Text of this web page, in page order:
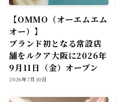
【OMMO（オーエムエム
オー）】
ブランド初となる常設店
舗をルクア大阪に2026年
9月11日（金）オープン
2026年7月30日